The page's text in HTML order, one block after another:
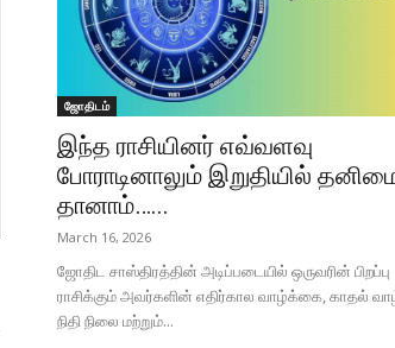
ஜோதிடம்
இந்த ராசியினர் எவ்வளவு
போராடினாலும் இறுதியில்
தானாம்…...
March 16, 2026
ஜோதிட சாஸ்திரத்தின் அடிப்படையில் ஒருவரின் பிறப்பு
ராசிக்கும் அவர்களின் எதிர்கால வாழ்க்கை, காதல்
நிதி நிலை மற்றும்...